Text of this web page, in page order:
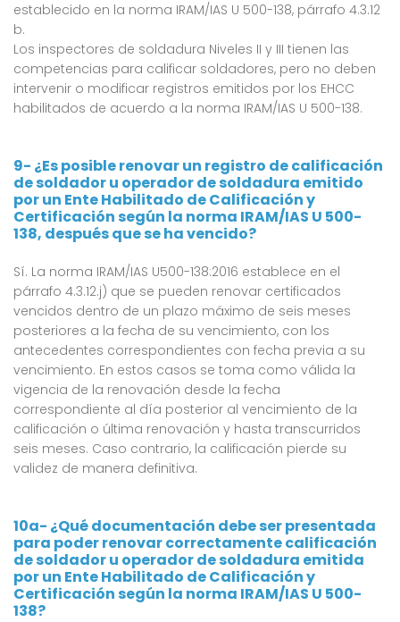
establecido en la norma IRAM/IAS U 500-138, párrafo 4.3.12
b.
Los inspectores de soldadura Niveles II y III tienen las
competencias para calificar soldadores, pero no deben
intervenir o modificar registros emitidos por los EHCC
habilitados de acuerdo a la norma IRAM/IAS U 500-138.
9- ¿Es posible renovar un registro de calificación
de soldador u operador de soldadura emitido
por un Ente Habilitado de Calificación y
Certificación según la norma IRAM/IAS U 500-
138, después que se ha vencido?
Sí. La norma IRAM/IAS U500-138:2016 establece en el
párrafo 4.3.12.j) que se pueden renovar certificados
vencidos dentro de un plazo máximo de seis meses
posteriores a la fecha de su vencimiento, con los
antecedentes correspondientes con fecha previa a su
vencimiento. En estos casos se toma como válida la
vigencia de la renovación desde la fecha
correspondiente al día posterior al vencimiento de la
calificación o última renovación y hasta transcurridos
seis meses. Caso contrario, la calificación pierde su
validez de manera definitiva.
10a- ¿Qué documentación debe ser presentada
para poder renovar correctamente calificación
de soldador u operador de soldadura emitida
por un Ente Habilitado de Calificación y
Certificación según la norma IRAM/IAS U 500-
138?